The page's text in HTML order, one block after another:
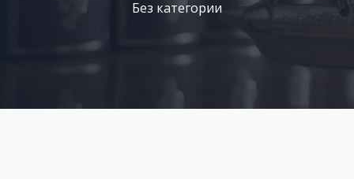
Без категории